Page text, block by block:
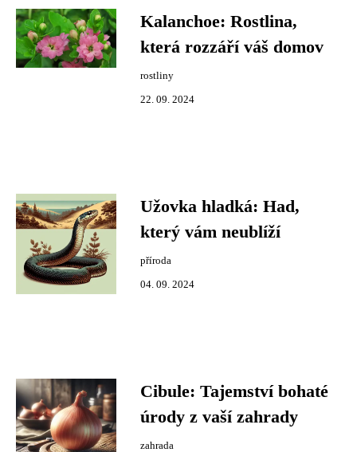
Kalanchoe: Rostlina,
která rozzáří váš domov
rostliny
22. 09. 2024
Užovka hladká: Had,
který vám neublíží
příroda
04. 09. 2024
Cibule: Tajemství bohaté
úrody z vaší zahrady
zahrada